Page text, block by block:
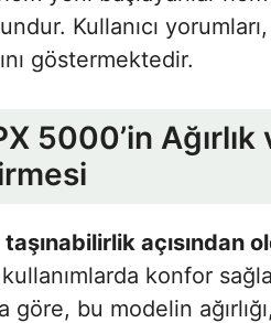
Kullanıcı
göstermektedir.
5000’in Ağırlık
taşınabilirlik açısından
kullanımlarda konfor
göre, bu modelin